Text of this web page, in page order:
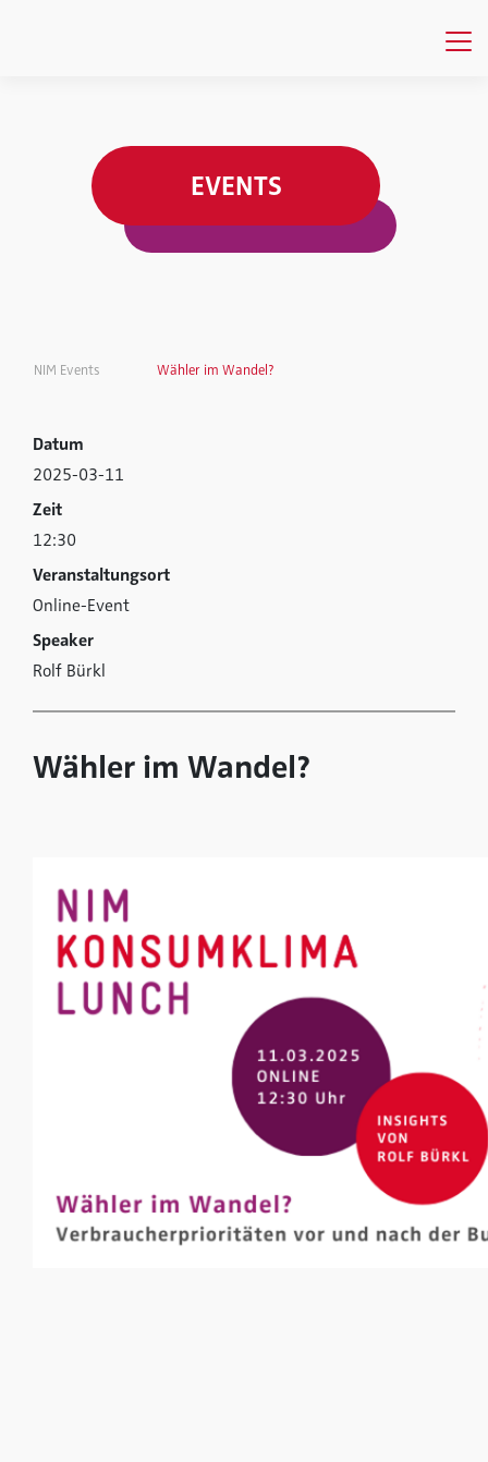
EVENTS
NIM Events Wähler im Wandel?
Datum
2025-03-11
Zeit
12:30
Veranstaltungsort
Online-Event
Speaker
Rolf Bürkl
Wähler im Wandel?